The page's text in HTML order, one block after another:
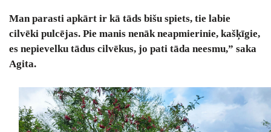
Man parasti apkārt ir kā tāds bišu spiets, tie labie
cilvēki pulcējas. Pie manis nenāk neapmierinie, kašķīgie,
es nepievelku tādus cilvēkus, jo pati tāda neesmu,” saka
Agita.